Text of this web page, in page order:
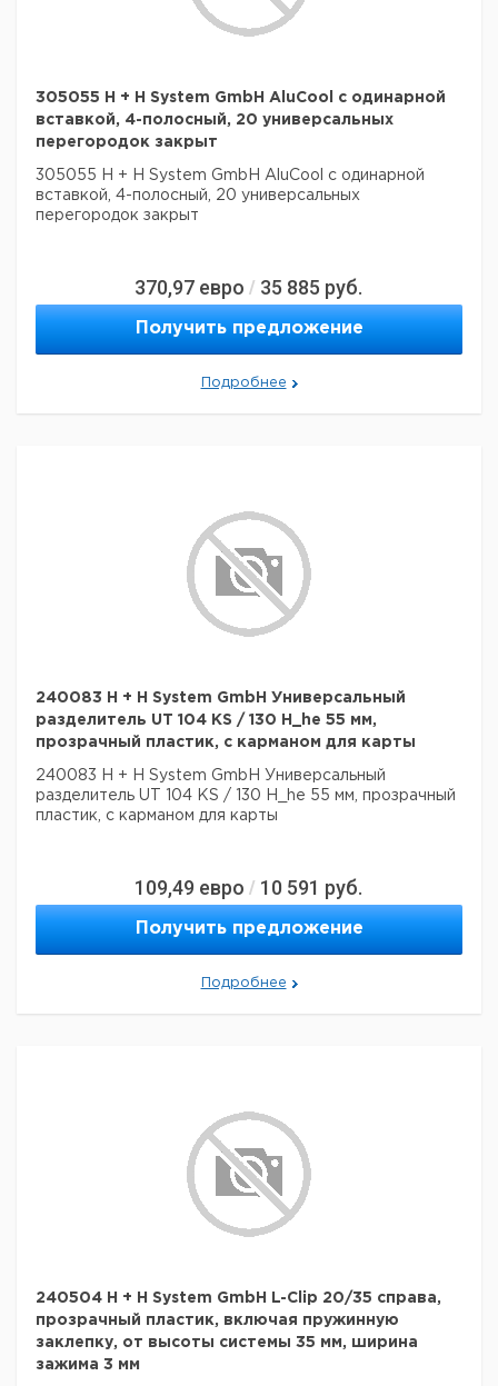
305055 H + H System GmbH AluCool с одинарной
вставкой, 4-полосный, 20 универсальных
перегородок закрыт
305055 H + H System GmbH AluCool с одинарной
вставкой, 4-полосный, 20 универсальных
перегородок закрыт
370,97 евро / 35 885 руб.
Получить предложение
Подробнее
240083 H + H System GmbH Универсальный
разделитель UT 104 KS / 130 H_he 55 мм,
прозрачный пластик, с карманом для карты
240083 H + H System GmbH Универсальный
разделитель UT 104 KS / 130 H_he 55 мм, прозрачный
пластик, с карманом для карты
109,49 евро / 10 591 руб.
Получить предложение
Подробнее
240504 H + H System GmbH L-Clip 20/35 справа,
прозрачный пластик, включая пружинную
заклепку, от высоты системы 35 мм, ширина
зажима 3 мм